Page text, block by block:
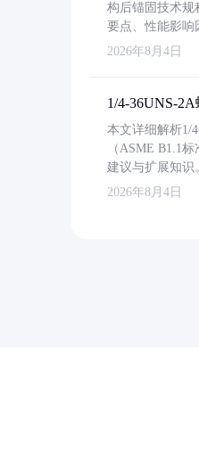
构后锚固技术规
要点、性能影响
2026年8月4日
1/4-36UNS-
本文详细解析1/
（ASME B1.1
建议与扩展知识
2026年8月4日